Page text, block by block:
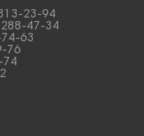
23-94
47-34
63
76
74